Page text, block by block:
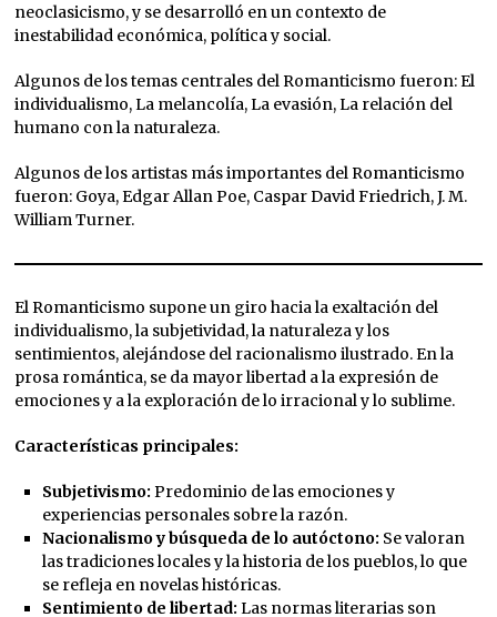
neoclasicismo, y se desarrolló en un contexto de
inestabilidad económica, política y social.
Algunos de los temas centrales del Romanticismo fueron: El
individualismo, La melancolía, La evasión, La relación del
humano con la naturaleza.
Algunos de los artistas más importantes del Romanticismo
fueron: Goya, Edgar Allan Poe, Caspar David Friedrich, J. M.
William Turner.
El Romanticismo supone un giro hacia la exaltación del
individualismo, la subjetividad, la naturaleza y los
sentimientos, alejándose del racionalismo ilustrado. En la
prosa romántica, se da mayor libertad a la expresión de
emociones y a la exploración de lo irracional y lo sublime.
Características principales:
Subjetivismo: Predominio de las emociones y
experiencias personales sobre la razón.
Nacionalismo y búsqueda de lo autóctono: Se valoran
las tradiciones locales y la historia de los pueblos, lo que
se refleja en novelas históricas.
Sentimiento de libertad: Las normas literarias son